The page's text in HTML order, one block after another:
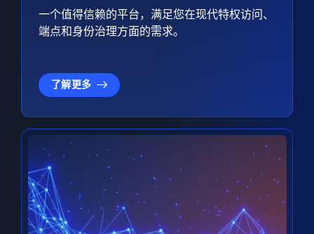
一个值得信赖的平台，满足您在现代特权访问、
端点和身份治理方面的需求。
了解更多